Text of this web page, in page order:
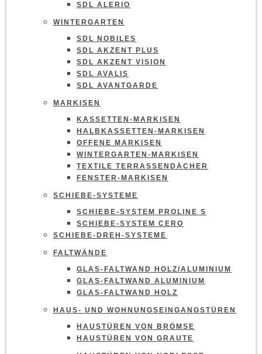
SDL ALERIO
WINTERGARTEN
SDL NOBILES
SDL AKZENT PLUS
SDL AKZENT VISION
SDL AVALIS
SDL AVANTGARDE
MARKISEN
KASSETTEN-MARKISEN
HALBKASSETTEN-MARKISEN
OFFENE MARKISEN
WINTERGARTEN-MARKISEN
TEXTILE TERRASSENDÄCHER
FENSTER-MARKISEN
SCHIEBE-SYSTEME
SCHIEBE-SYSTEM PROLINE S
SCHIEBE-SYSTEM CERO
SCHIEBE-DREH-SYSTEME
FALTWÄNDE
GLAS-FALTWAND HOLZ/ALUMINIUM
GLAS-FALTWAND ALUMINIUM
GLAS-FALTWAND HOLZ
HAUS- UND WOHNUNGSEINGANGSTÜREN
HAUSTÜREN VON BRÖMSE
HAUSTÜREN VON GRAUTE